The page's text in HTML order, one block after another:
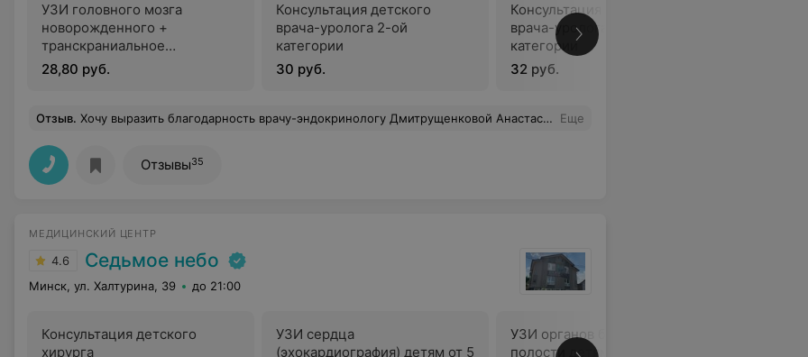
УЗИ головного мозга
новорожденного +
транскраниальное
дуплексное сканирование
артерий или вен основания
28,80 руб.
Консультация детского
врача-уролога 2-ой
категории
30 руб.
Консультация детского
врача-уролога 1-ой
категории
32 руб.
Отзыв. Хочу выразить благодарность врачу-эндокринологу Дмитрущенковой Анастасии за внимательность и компетентность. Анастасия индивидуально подходит к лечению ребенка, а в эндокринологии это очень важно. Всегда выслушивает жалобы и прислушивается к особенностям состояния. Еще
Отзывы35
МЕДИЦИНСКИЙ ЦЕНТР
4.6 Седьмое небо
Минск, ул. Халтурина, 39 до 21:00
Консультация детского
хирурга
УЗИ сердца
(эхокардиография) детям от 5
УЗИ органов брюшной
полости детям от рождения